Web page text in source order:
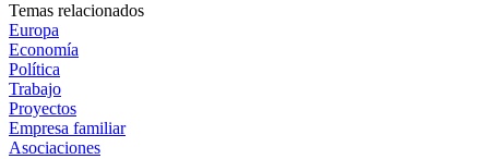
Temas relacionados
Europa
Economía
Política
Trabajo
Proyectos
Empresa familiar
Asociaciones